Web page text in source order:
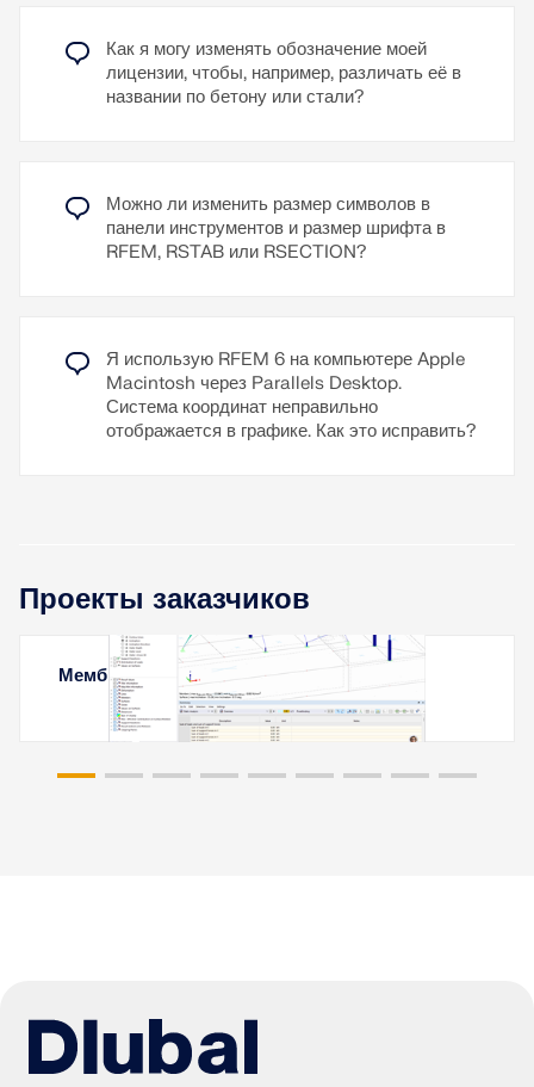
So einfach geht's:
In den Programmen:Klicken Sie unten rechts auf
den Mia-Avatar, um den Chatmodus zu öffnen.
Перейти к пояснительному видео
Узнать больше
RSECTION в RFEM/RSTAB. В настоящее время
эта функция доступна только для сечений с
равномерным распределением. Поперечная и
Узнать больше
Как я могу изменять обозначение моей
лицензии, чтобы, например, различать её в
названии по бетону или стали?
Можно ли изменить размер символов в
панели инструментов и размер шрифта в
RFEM, RSTAB или RSECTION?
Я использую RFEM 6 на компьютере Apple
Macintosh через Parallels Desktop.
Система координат неправильно
отображается в графике. Как это исправить?
Проекты заказчиков
Мембранная кровля в Ереване, Армения